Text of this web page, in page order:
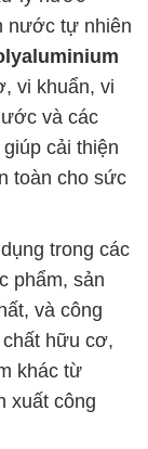
nước tự nhiên
vi khuẩn, vi
và các
cải thiện
toàn cho sức
trong các
phẩm, sản
và công
chất hữu cơ,
khác từ
xuất công